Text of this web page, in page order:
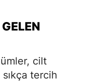
cilt
tercih